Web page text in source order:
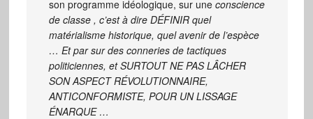
son programme idéologique, sur une conscience
de classe , c’est à dire DÉFINIR quel
matérialisme historique, quel avenir de l’espèce
… Et par sur des conneries de tactiques
politiciennes, et SURTOUT NE PAS LÂCHER
SON ASPECT RÉVOLUTIONNAIRE,
ANTICONFORMISTE, POUR UN LISSAGE
ÉNARQUE …